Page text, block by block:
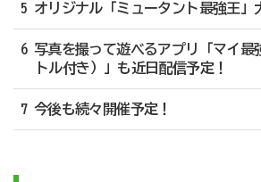
5 オリジナル「ミュータント最強王」
6 写真を撮って遊べるアプリ「マイ最
トル付き）」も近日配信予定！
7 今後も続々開催予定！